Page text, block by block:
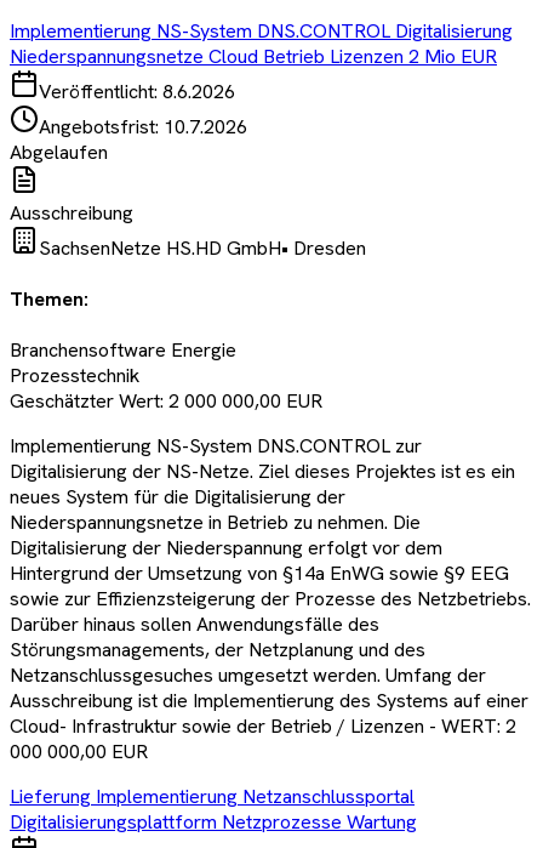
Implementierung NS-System DNS.CONTROL Digitalisierung
Niederspannungsnetze Cloud Betrieb Lizenzen 2 Mio EUR
Veröffentlicht: 8.6.2026
Angebotsfrist: 10.7.2026
Abgelaufen
Ausschreibung
SachsenNetze HS.HD GmbH• Dresden
Themen:
Branchensoftware Energie
Prozesstechnik
Geschätzter Wert: 2 000 000,00 EUR
Implementierung NS-System DNS.CONTROL zur
Digitalisierung der NS-Netze. Ziel dieses Projektes ist es ein
neues System für die Digitalisierung der
Niederspannungsnetze in Betrieb zu nehmen. Die
Digitalisierung der Niederspannung erfolgt vor dem
Hintergrund der Umsetzung von §14a EnWG sowie §9 EEG
sowie zur Effizienzsteigerung der Prozesse des Netzbetriebs.
Darüber hinaus sollen Anwendungsfälle des
Störungsmanagements, der Netzplanung und des
Netzanschlussgesuches umgesetzt werden. Umfang der
Ausschreibung ist die Implementierung des Systems auf einer
Cloud- Infrastruktur sowie der Betrieb / Lizenzen - WERT: 2
000 000,00 EUR
Lieferung Implementierung Netzanschlussportal
Digitalisierungsplattform Netzprozesse Wartung